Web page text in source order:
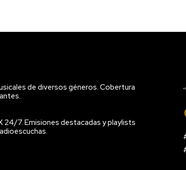
de diversos géneros. Cobertura
24/7. Emisiones destacadas y playlists